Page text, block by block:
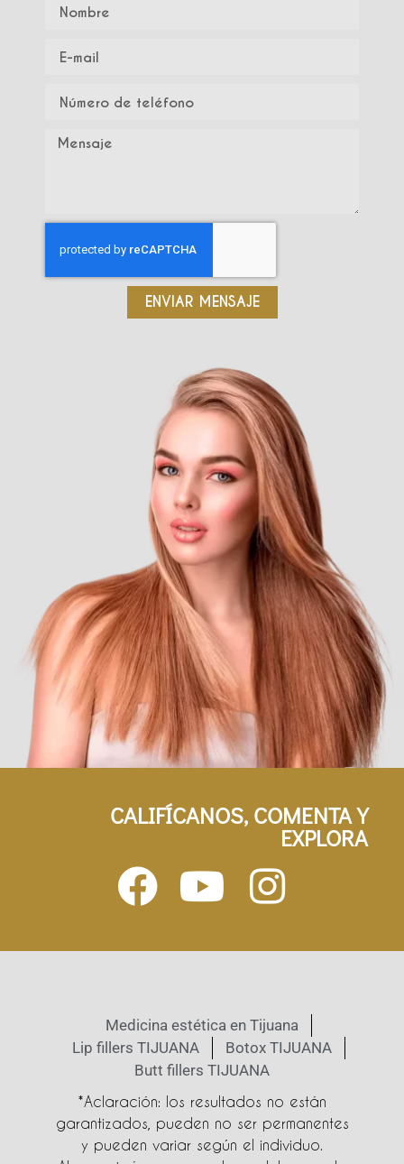
ENVIAR MENSAJE
CALIFÍCANOS, COMENTA Y
EXPLORA
Medicina estética en Tijuana
Lip fillers TIJUANA
Botox TIJUANA
Butt fillers TIJUANA
*Aclaración: los resultados no están
garantizados, pueden no ser permanentes
y pueden variar según el individuo.